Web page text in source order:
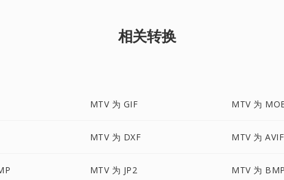
相关转换
MTV 为 GIF MTV 为
MTV 为 DXF MTV 为 AVIF
MTV 为 JP2 MTV 为 BMP